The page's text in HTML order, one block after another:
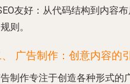
友好 ：从代码结构到内容
则。
广告制作：创意内容的
制作专注于创造各种形式的